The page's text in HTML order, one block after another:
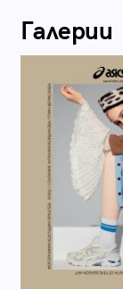
Галерии